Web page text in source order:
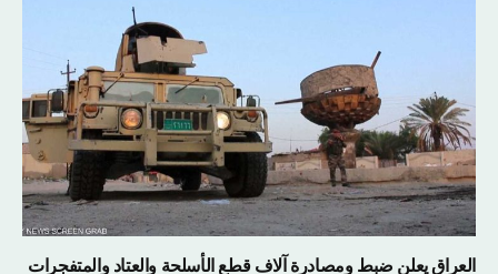
العراق يعلن ضبط ومصادرة آلاف قطع الأسلحة والعتاد والمتفجرات